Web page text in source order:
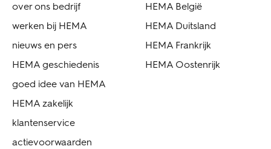
over ons bedrijf
werken bij HEMA
nieuws en pers
HEMA geschiedenis
goed idee van HEMA
HEMA zakelijk
klantenservice
actievoorwaarden
HEMA België
HEMA Duitsland
HEMA Frankrijk
HEMA Oostenrijk